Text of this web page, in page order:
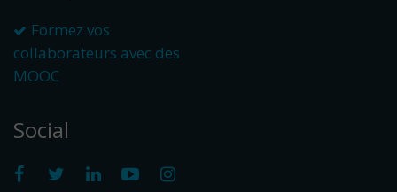
Formez vos
collaborateurs avec des
MOOC
Social